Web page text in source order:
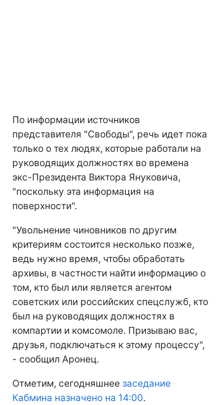
По информации источников
представителя "Свободы", речь идет пока
только о тех людях, которые работали на
руководящих должностях во времена
экс-Президента Виктора Януковича,
"поскольку эта информация на
поверхности".
"Увольнение чиновников по другим
критериям состоится несколько позже,
ведь нужно время, чтобы обработать
архивы, в частности найти информацию о
том, кто был или является агентом
советских или российских спецслужб, кто
был на руководящих должностях в
компартии и комсомоле. Призываю вас,
друзья, подключаться к этому процессу",
- сообщил Аронец.
Отметим, сегодняшнее заседание
Кабмина назначено на 14:00.